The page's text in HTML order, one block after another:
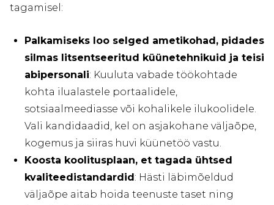
tagamisel:
Palkamiseks loo selged ametikohad, pidades
silmas litsentseeritud küünetehnikuid ja teisi
abipersonali: Kuuluta vabade töökohtade
kohta ilualastele portaalidele,
sotsiaalmeediasse või kohalikele ilukoolidele.
Vali kandidaadid, kel on asjakohane väljaõpe,
kogemus ja siiras huvi küünetöö vastu.
Koosta koolitusplaan, et tagada ühtsed
kvaliteedistandardid : Hästi läbimõeldud
väljaõpe aitab hoida teenuste taset ning